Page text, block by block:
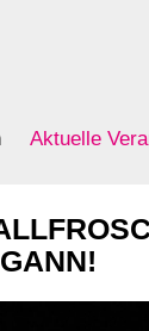
Aktuelle